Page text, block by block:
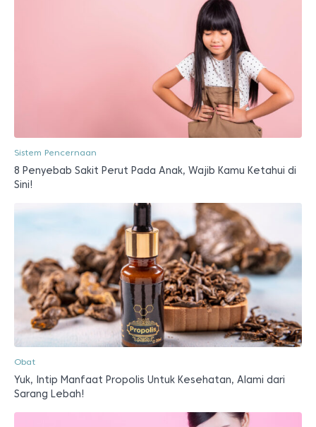
Sistem Pencernaan
8 Penyebab Sakit Perut Pada Anak, Wajib Kamu Ketahui di
Sini!
Obat
Yuk, Intip Manfaat Propolis Untuk Kesehatan, Alami dari
Sarang Lebah!